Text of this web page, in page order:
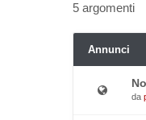
5 argomenti
Annunci
da